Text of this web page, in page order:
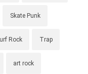
Skate Punk
Rock Trap
art rock